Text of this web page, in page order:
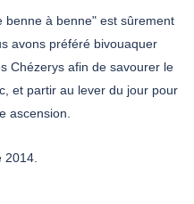
benne à benne" est sûrement
avons préféré bivouaquer
Chézerys afin de savourer le
et partir au lever du jour pour
ascension.